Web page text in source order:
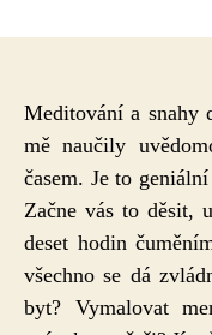
Meditování a snahy
mě naučily
časem. Je to
Začne vás to děsit,
deset hodin
všechno se dá
byt? Vymalovat